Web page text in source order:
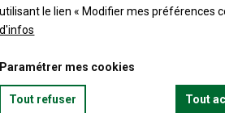
des
Eau : un projet freiné par
utilisant le lien « Modifier mes préférences
d'infos
Paramétrer mes cookies
Tout refuser Tout